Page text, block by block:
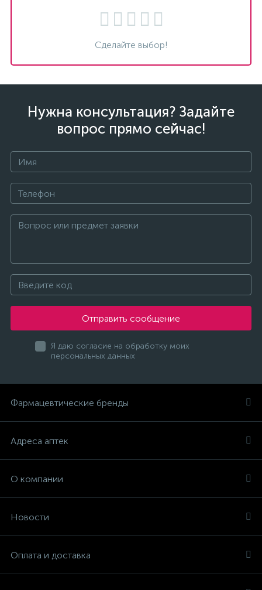
Сделайте выбор!
Нужна консультация? Задайте
вопрос прямо сейчас!
Отправить сообщение
Я даю согласие на обработку моих
персональных данных
Фармацевтические бренды
Адреса аптек
О компании
Новости
Оплата и доставка